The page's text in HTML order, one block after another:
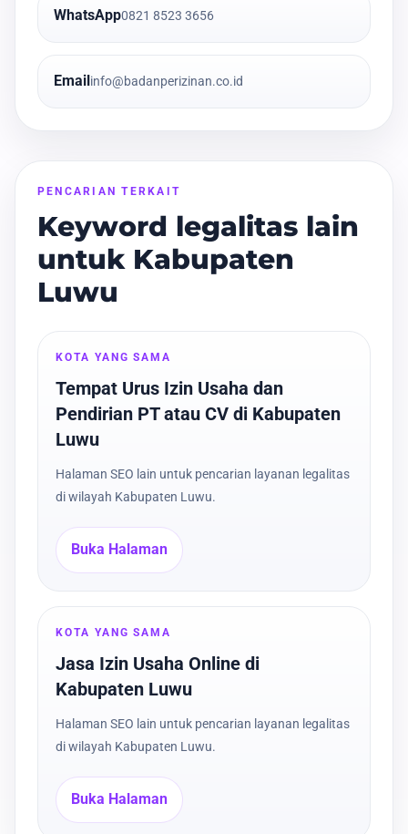
WhatsApp0821 8523 3656
Email info@badanperizinan.co.id
PENCARIAN TERKAIT
Keyword legalitas lain
untuk Kabupaten
Luwu
KOTA YANG SAMA
Tempat Urus Izin Usaha dan
Pendirian PT atau CV di Kabupaten
Luwu
Halaman SEO lain untuk pencarian layanan legalitas
di wilayah Kabupaten Luwu.
Buka Halaman
KOTA YANG SAMA
Jasa Izin Usaha Online di
Kabupaten Luwu
Halaman SEO lain untuk pencarian layanan legalitas
di wilayah Kabupaten Luwu.
Buka Halaman